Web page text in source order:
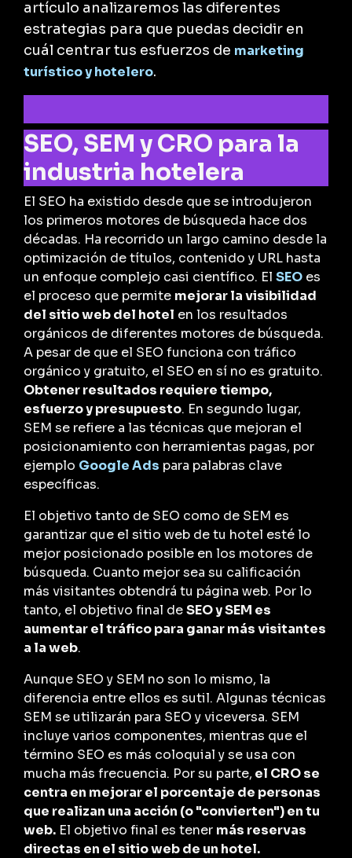
artículo analizaremos las diferentes
estrategias para que puedas decidir en
cuál centrar tus esfuerzos de marketing
turístico y hotelero.
SEO, SEM y CRO para la
industria hotelera
El SEO ha existido desde que se introdujeron
los primeros motores de búsqueda hace dos
décadas. Ha recorrido un largo camino desde la
optimización de títulos, contenido y URL hasta
un enfoque complejo casi científico. El SEO es
el proceso que permite mejorar la visibilidad
del sitio web del hotel en los resultados
orgánicos de diferentes motores de búsqueda.
A pesar de que el SEO funciona con tráfico
orgánico y gratuito, el SEO en sí no es gratuito.
Obtener resultados requiere tiempo,
esfuerzo y presupuesto. En segundo lugar,
SEM se refiere a las técnicas que mejoran el
posicionamiento con herramientas pagas, por
ejemplo Google Ads para palabras clave
específicas.
El objetivo tanto de SEO como de SEM es
garantizar que el sitio web de tu hotel esté lo
mejor posicionado posible en los motores de
búsqueda. Cuanto mejor sea su calificación
más visitantes obtendrá tu página web. Por lo
tanto, el objetivo final deSEO y SEM es
aumentar el tráfico para ganar más visitantes
a la web.
Aunque SEO y SEM no son lo mismo, la
diferencia entre ellos es sutil. Algunas técnicas
SEM se utilizarán para SEO y viceversa. SEM
incluye varios componentes, mientras que el
término SEO es más coloquial y se usa con
mucha más frecuencia. Por su parte, el CRO se
centra en mejorar el porcentaje de personas
que realizan una acción (o "convierten") en tu
web. El objetivo final es tener más reservas
directas en el sitio web de un hotel.